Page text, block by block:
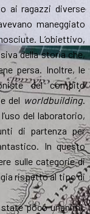
ai ragazzi diverse
maneggiato
L’obiettivo,
della storia che,
persa. Inoltre, le
del compito
del worldbuilding.
del laboratorio,
di partenza per
In questo
sulle categorie di
rispetto al tipo di
poco unanimi,